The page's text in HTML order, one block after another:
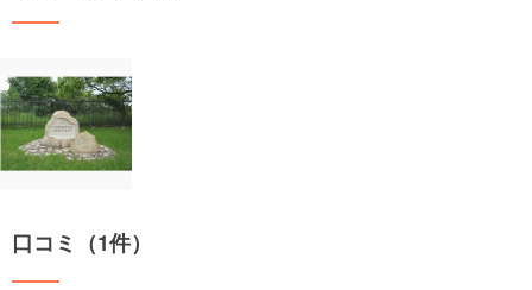
口コミ（1件）